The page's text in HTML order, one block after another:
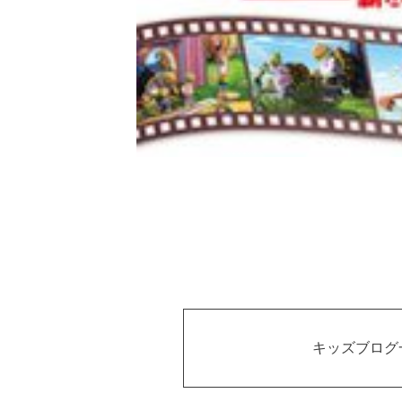
キッズブログ